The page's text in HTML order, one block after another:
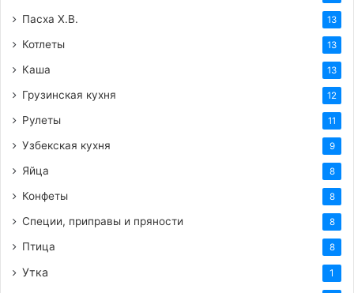
Пасха Х.В. 13
Котлеты 13
Каша 13
Грузинская кухня 12
Рулеты 11
Узбекская кухня 9
Яйца 8
Конфеты 8
Специи, приправы и пряности 8
Птица 8
Утка 1